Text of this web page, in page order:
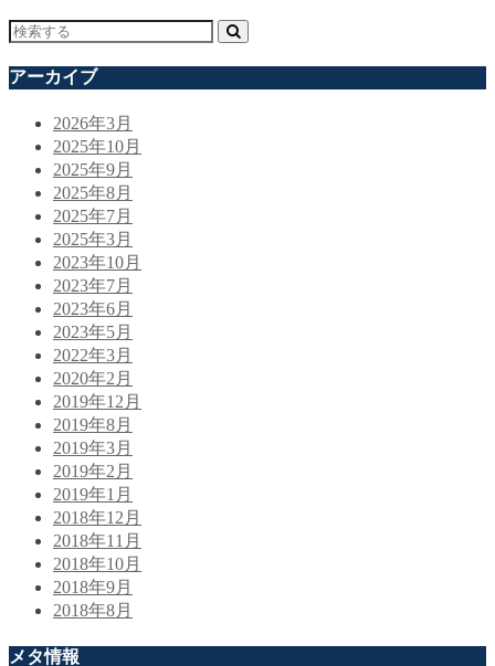
アーカイブ
2026年3月
2025年10月
2025年9月
2025年8月
2025年7月
2025年3月
2023年10月
2023年7月
2023年6月
2023年5月
2022年3月
2020年2月
2019年12月
2019年8月
2019年3月
2019年2月
2019年1月
2018年12月
2018年11月
2018年10月
2018年9月
2018年8月
メタ情報